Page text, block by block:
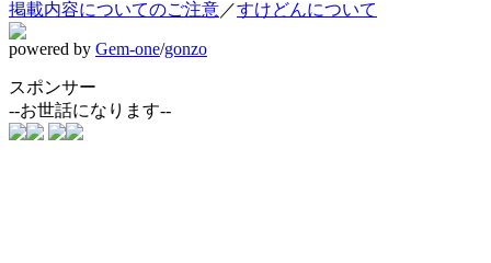
掲載内容についてのご注意／すけどんについて
powered by Gem-one/gonzo
スポンサー
--お世話になります--